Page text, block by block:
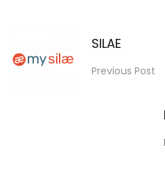
SILAE
Previous Post